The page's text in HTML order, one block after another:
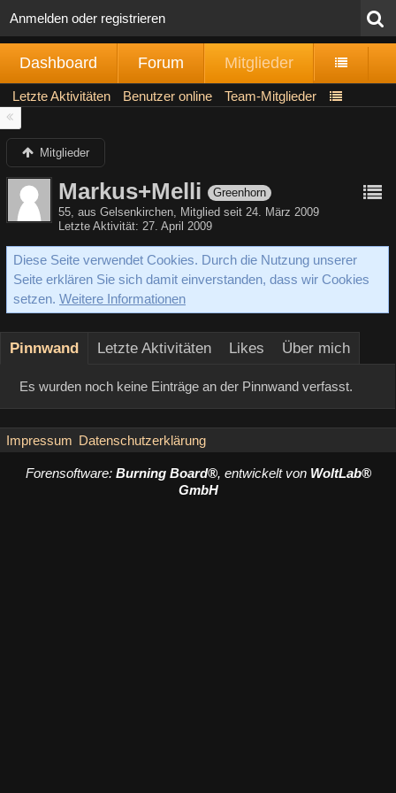
Anmelden oder registrieren
Dashboard Forum Mitglieder
Letzte Aktivitäten Benutzer online Team-Mitglieder
Mitglieder
Markus+Melli
Greenhorn
55 aus Gelsenkirchen
Mitglied seit 24. März 2009
Letzte Aktivität 27. April 2009
Diese Seite verwendet Cookies. Durch die Nutzung unserer
Seite erklären Sie sich damit einverstanden, dass wir Cookies
setzen. Weitere Informationen
Pinnwand Letzte Aktivitäten Likes Über mich
Es wurden noch keine Einträge an der Pinnwand verfasst.
Impressum Datenschutzerklärung
Forensoftware: Burning Board®, entwickelt von WoltLab®
GmbH